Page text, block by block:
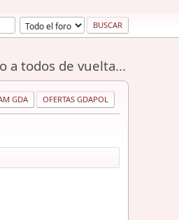
a todos de vuelta...
GDA OFERTAS GDAPOL